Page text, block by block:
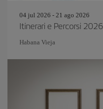
04 jul 2026 - 21 ago 2026
Itinerari e Percorsi 2026
Habana Vieja